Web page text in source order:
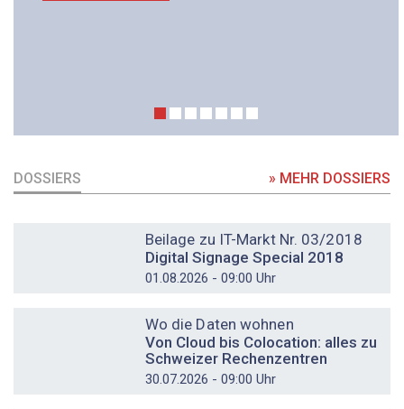
DOSSIERS » MEHR DOSSIERS
Beilage zu IT-Markt Nr. 03/2018
Digital Signage Special 2018
01.08.2026 - 09:00 Uhr
Wo die Daten wohnen
Von Cloud bis Colocation: alles zu
Schweizer Rechenzentren
30.07.2026 - 09:00 Uhr